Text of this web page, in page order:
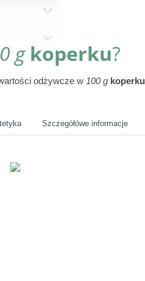
g koperku?
odżywcze w 100 g koperku
Szczegółówe informacje